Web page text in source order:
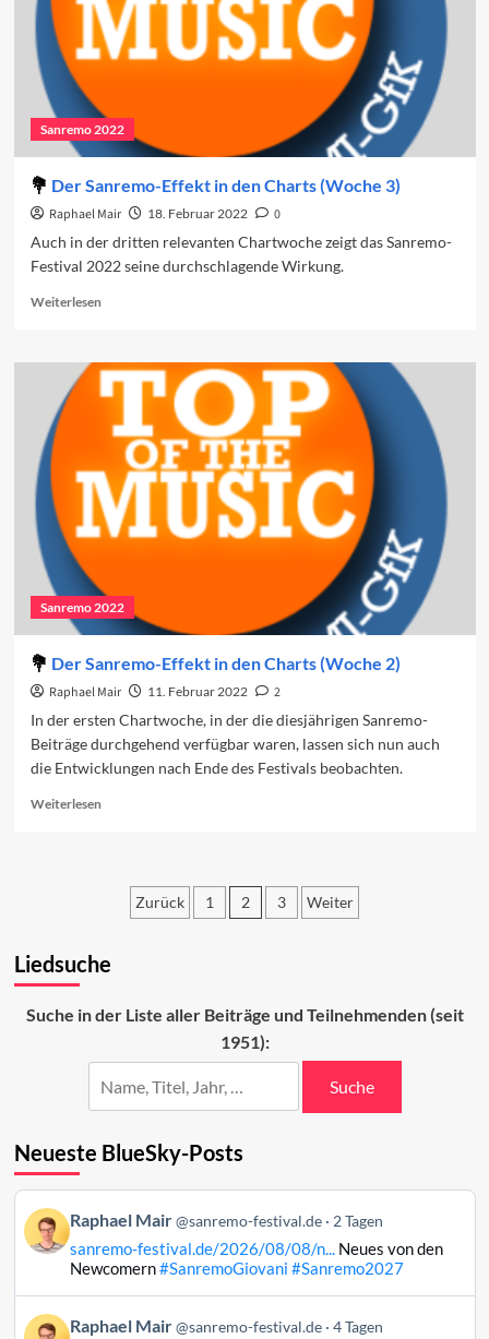
Sanremo 2022
Der Sanremo-Effekt in den Charts (Woche 3)
Raphael Mair 18. Februar 2022
0
Auch in der dritten relevanten Chartwoche zeigt das Sanremo-
Festival 2022 seine durchschlagende Wirkung.
WeiterlesenRead
Der
Sanremo-
Effekt
Charts
(Woche
3)
Sanremo 2022
Der Sanremo-Effekt in den Charts (Woche 2)
Raphael Mair 11. Februar 2022
2
In der ersten Chartwoche, in der die diesjährigen Sanremo-
Beiträge durchgehend verfügbar waren, lassen sich nun auch
die Entwicklungen nach Ende des Festivals beobachten.
WeiterlesenRead
Sanremo-
Effekt
Charts
2)
Beiträge
Zurück 1 2 3 Weiter
Liedsuche
Suche in der Liste aller Beiträge und Teilnehmenden (seit
1951):
Suche
Neueste BlueSky-Posts
Beitrag
von
Raphael
Bluesky
Raphael Mair @sanremo-festival.de 2 Tagen
sanremo-festival.de/2026/08/08/n...Neues von den
Newcomern#SanremoGiovani #Sanremo2027
BeitragRaphael Mair @sanremo-festival.de 4 Tagen